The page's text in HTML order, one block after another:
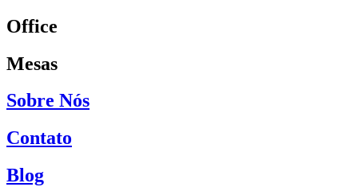
Office
Mesas
Sobre Nós
Contato
Blog